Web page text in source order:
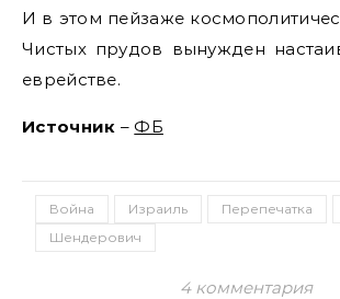
И в этом пейзаже
Чистых прудов вынужден
еврействе.
Источник – ФБ
Война Израиль Перепечатка
Шендерович
4 комментария